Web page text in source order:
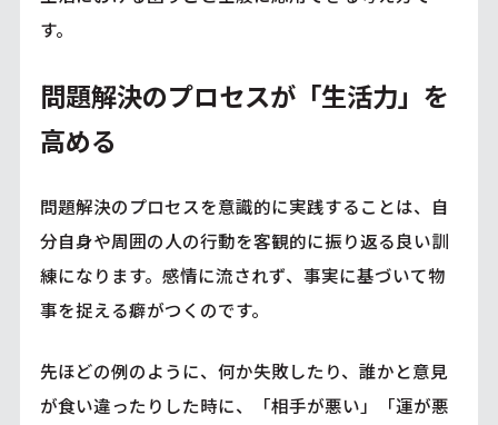
す。
問題解決のプロセスが「生活力」を
高める
問題解決のプロセスを意識的に実践することは、自
分自身や周囲の人の行動を客観的に振り返る良い訓
練になります。感情に流されず、事実に基づいて物
事を捉える癖がつくのです。
先ほどの例のように、何か失敗したり、誰かと意見
が食い違ったりした時に、「相手が悪い」「運が悪